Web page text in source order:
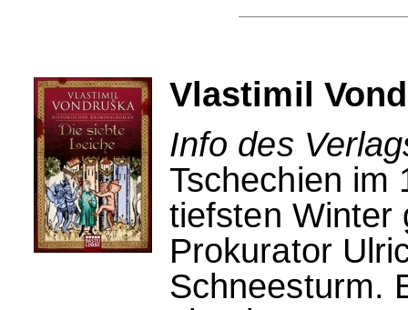
Vlastimil
Info des
Tschechien im
tiefsten Winter
Prokurator
Schneesturm.